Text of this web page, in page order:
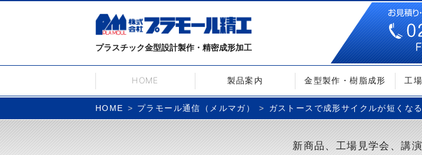
プラスチック金型設計製作・精密成形加工
HOME 製品案内 金型製作・樹脂成形 工
HOME プラモール通信（メルマガ） ガストースで成形サイクルが短くな
新商品、工場見学会、講